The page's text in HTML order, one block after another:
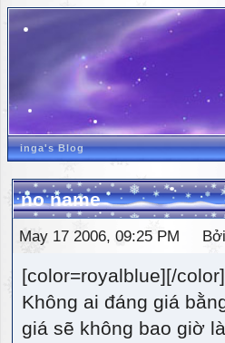
inga's Blog
no name
May 17 2006, 09:25 PM
[color=royalblue][/color]
Không ai đáng giá
giá sẽ không bao giờ